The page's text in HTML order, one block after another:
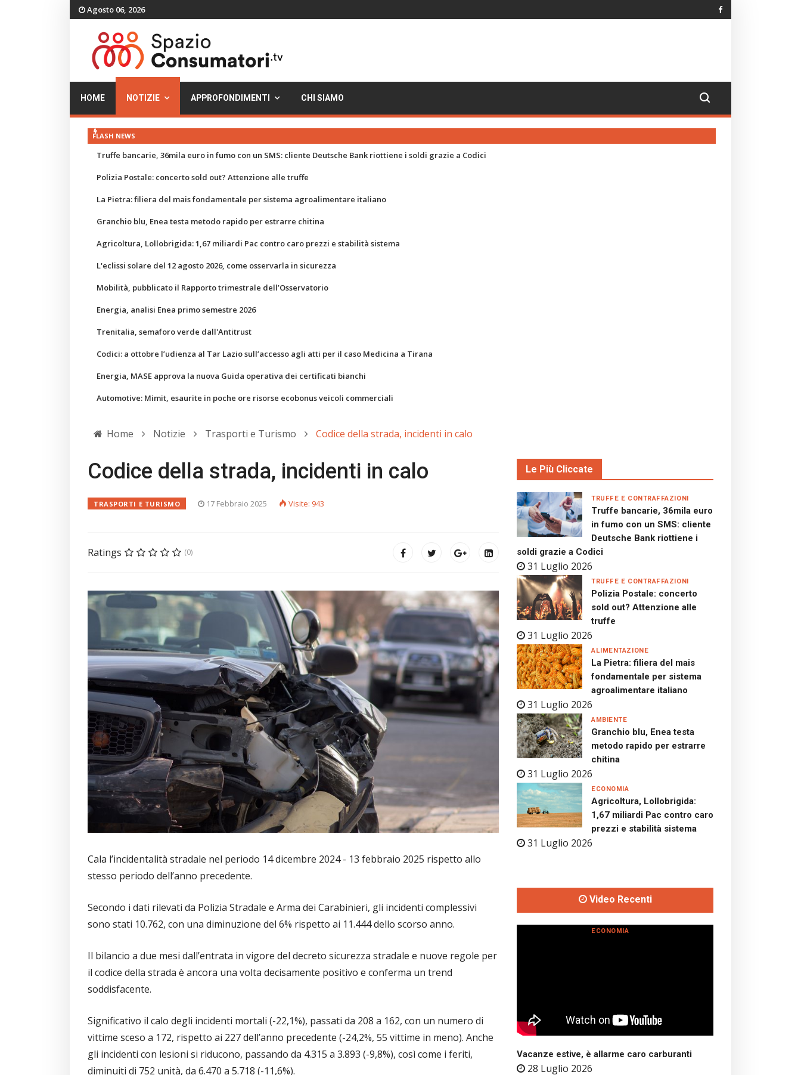
Agosto 06, 2026
HOME NOTIZIE APPROFONDIMENTI CHI SIAMO
FLASH NEWS
Truffe bancarie, 36mila euro in fumo con un SMS: cliente Deutsche Bank riottiene i soldi grazie a Codici
Polizia Postale: concerto sold out? Attenzione alle truffe
La Pietra: filiera del mais fondamentale per sistema agroalimentare italiano
Granchio blu, Enea testa metodo rapido per estrarre chitina
Agricoltura, Lollobrigida: 1,67 miliardi Pac contro caro prezzi e stabilità sistema
L'eclissi solare del 12 agosto 2026, come osservarla in sicurezza
Mobilità, pubblicato il Rapporto trimestrale dell’Osservatorio
Energia, analisi Enea primo semestre 2026
Trenitalia, semaforo verde dall'Antitrust
Codici: a ottobre l’udienza al Tar Lazio sull’accesso agli atti per il caso Medicina a Tirana
Energia, MASE approva la nuova Guida operativa dei certificati bianchi
Automotive: Mimit, esaurite in poche ore risorse ecobonus veicoli commerciali
Home Notizie Trasporti e Turismo Codice della strada, incidenti in calo
Codice della strada, incidenti in calo
TRASPORTI E TURISMO 17 Febbraio 2025 Visite: 943
Ratings (0)
Cala l’incidentalità stradale nel periodo 14 dicembre 2024 - 13 febbraio 2025 rispetto allo
stesso periodo dell’anno precedente.
Secondo i dati rilevati da Polizia Stradale e Arma dei Carabinieri, gli incidenti complessivi
sono stati 10.762, con una diminuzione del 6% rispetto ai 11.444 dello scorso anno.
Il bilancio a due mesi dall’entrata in vigore del decreto sicurezza stradale e nuove regole per
il codice della strada è ancora una volta decisamente positivo e conferma un trend
soddisfacente.
Significativo il calo degli incidenti mortali (-22,1%), passati da 208 a 162, con un numero di
vittime sceso a 172, rispetto ai 227 dell’anno precedente (-24,2%, 55 vittime in meno). Anche
gli incidenti con lesioni si riducono, passando da 4.315 a 3.893 (-9,8%), così come i feriti,
diminuiti di 752 unità, da 6.470 a 5.718 (-11,6%).
Le Più Cliccate
Truffe bancarie, 36mila euro
in fumo con un SMS: cliente
Deutsche Bank riottiene i
soldi grazie a Codici
31 Luglio 2026
TRUFFE E CONTRAFFAZIONI
Polizia Postale: concerto
sold out? Attenzione alle
truffe
31 Luglio 2026
TRUFFE E CONTRAFFAZIONI
La Pietra: filiera del mais
fondamentale per sistema
agroalimentare italiano
31 Luglio 2026
ALIMENTAZIONE
Granchio blu, Enea testa
metodo rapido per estrarre
chitina
31 Luglio 2026
AMBIENTE
Agricoltura, Lollobrigida:
1,67 miliardi Pac contro caro
prezzi e stabilità sistema
31 Luglio 2026
ECONOMIA
Video Recenti
Vacanze estive, è allarme caro carburanti
28 Luglio 2026
ECONOMIA